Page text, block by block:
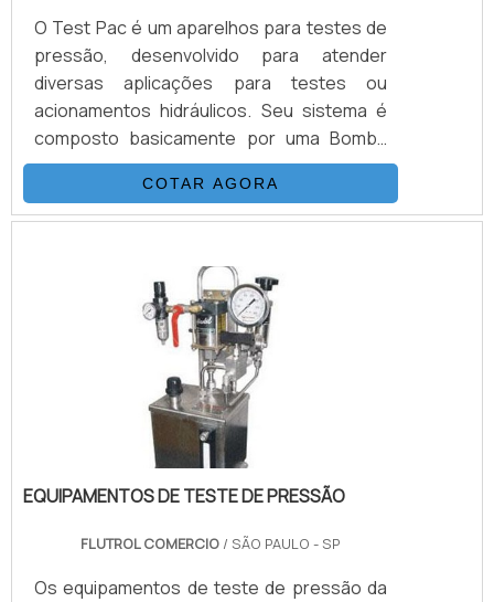
O Test Pac é um aparelhos para testes de
pressão, desenvolvido para atender
diversas aplicações para testes ou
acionamentos hidráulicos. Seu sistema é
composto basicamente por uma Bomba
Hidropneumática Haskel, kit de preparação
de ar, conjunto de filtros, válvulas, skid
tubular carbono ou inox, ou tanque inox.As
comprimido de compressor ou Nitrogênio,
alguns modelos geram altas pressões
hidráulicas reguláveis até 15.000 psi (1.000
bar), nessas configurações. Para.
COTAR AGORA
EQUIPAMENTOS DE TESTE DE PRESSÃO
FLUTROL COMERCIO / SÃO PAULO - SP
Os equipamentos de teste de pressão da